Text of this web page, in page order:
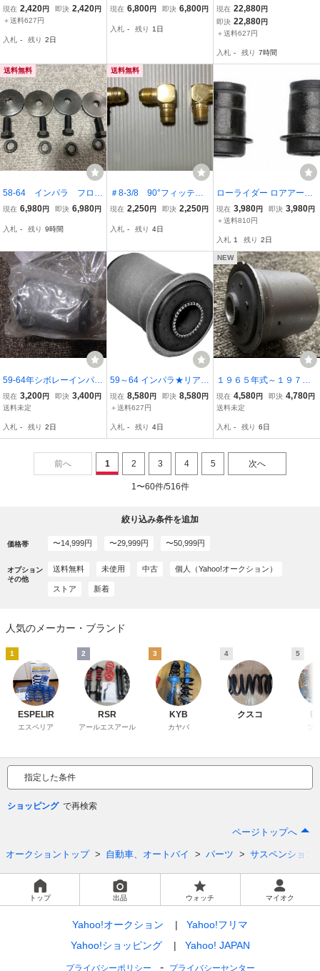
ームボルト 5/8-4inc シ
ボレー ブッシュボル
ローライダー
現在 2,420円 即決 2,420円
＋送料627円
入札 - 残り 2日
ー デフ マウント プレー
レート ハイドロ デイトン
現在 6,800円 即決 6,800円
入札 - 残り 1日
アリング アウター/インナ
ー/シール/１台分セット
ベルエア シボレー ホイー
スクキットにも
現在 22,880円
即決 22,880円
＋送料627円
入札 - 残り 7時間
送料無料
58-64 インパラ フロン
トアッパーブッシュボル
１台分 ベルエア エル
現在 6,980円 即決 6,980円
入札 - 残り 9時間
送料無料
＃8-3/8 90°フィッティ
ング ゴールド３コセット
タウンカー/モンテ
現在 2,250円 即決 2,250円
入札 - 残り 4日
ローライダー ロアアーム
ブッシュ 58-64 インパラ
55-64 ベルエア 59-60 エ
60-64 コルベア
現在 3,980円 即決 3,980円
＋送料810円
入札 1 残り 2日
59-64年シボレーインパラ
リアロアーコントロール
アームブッシュリア側ブ
ームブッシュバナナバー
現在 3,200円 即決 3,400円
送料未定
入札 - 残り 2日
59～64 インパラ★リアロ
ワーアームフロント側ブ
ッシュ２個 ベルエア
現在 8,580円 即決 8,580円
＋送料627円
入札 - 残り 4日
NEW
１９６５年式～１９７０
年式シボレーインパラコ
ントロールアームブッシ
アアッパーアームフロン
現在 4,580円 即決 4,780円
送料未定
入札 - 残り 6日
前へ 1 2 3 4 5 次へ
1〜60件/516件
絞り込み条件を追加
価格帯 〜14,999円 〜29,999円 〜50,999円
オプション
その他
送料無料 未使用 中古 個人（Yahoo!オークション）
ストア 新着
人気のメーカー・ブランド
1
ESPELIR
エスペリア
2
RSR
アールエスアール
3
KYB
カヤバ
4
クスコ
5
ブ
指定した条件
ショッピング
ページトップへ
オークショントップ 自動車、オートバイ パーツ サスペンション
トップ 出品 ウォッチ マイオク
Yahoo!オークション
Yahoo!フリマ
Yahoo!ショッピング
Yahoo! JAPAN
プライバシーポリシー プライバシーセンター